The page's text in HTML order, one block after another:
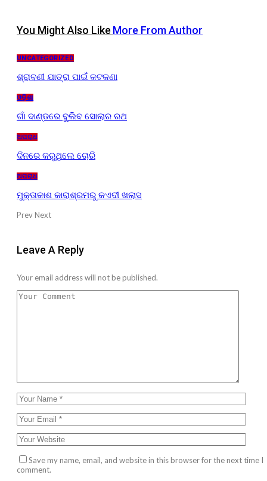
You Might Also Like More From Author
UNCATEGORIZED
ଶ୍ରାବଣୀ ଯାତ୍ରା ପାଇଁ କଟକଣା
ଓଡ଼ିଶା
ଗାଁ ଦାଣ୍ଡରେ ବୁଲିବ ସୋଲାର ରଥ
ଅପରାଧ
ଦିନରେ କରୁଥିଲେ ଚୋରି
ଅପରାଧ
ମୁକ୍ତାକାଶ କାରାଶ୍ରମରୁ କଏଦୀ ଖଲାସ
PrevNext
Leave A Reply
Your email address will not be published.
Save my name, email, and website in this browser for the next time I
comment.